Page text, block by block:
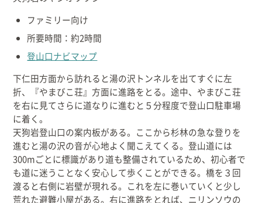
防災情報
ファミリー向け
所要時間：約2時間
登山口ナビマップ
下仁田方面から訪れると湯の沢トンネルを出てすぐに左
折、『やまびこ荘』方面に進路をとる。途中、やまびこ荘
を右に見てさらに道なりに進むと５分程度で登山口駐車場
に着く。
天狗岩登山口の案内板がある。ここから杉林の急な登りを
進むと湯の沢の音が心地よく聞こえてくる。登山道には
300mごとに標識があり道も整備されているため、初心者で
も道に迷うことなく安心して歩くことができる。橋を３回
渡ると右側に岩壁が現れる。これを左に巻いていくと少し
荒れた避難小屋がある。右に進路をとれば、ニリンソウの